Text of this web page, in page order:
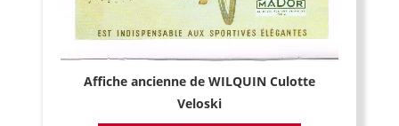
Affiche ancienne de WILQUIN Culotte
Veloski